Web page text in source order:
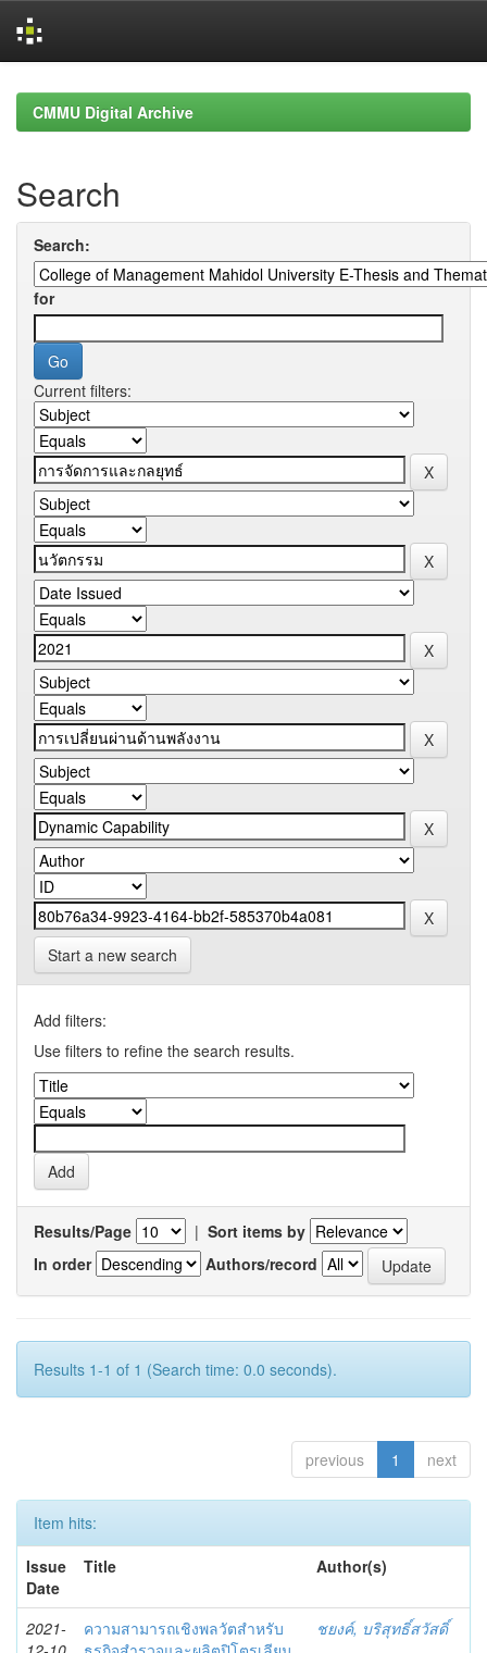
navigationCMMU Digital Archive
Search
Search:
for
Current filters:
Start a new search
Add filters:
Use filters to refine the search results.
Results/Page | Sort items by
In order
Authors/record
Results 1-1 of 1 (Search time: 0.0 seconds).
previous 1 next
Item hits:
Issue
Date
Title Author(s)
2021-
ความสามารถเชิงพลวัตสำหรับ
ชยงค์, บริสุทธิ์สวัสดิ์